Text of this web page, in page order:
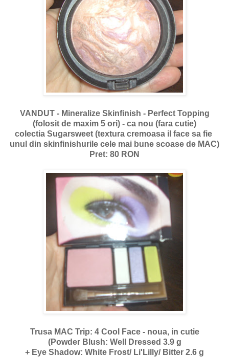
VANDUT - Mineralize Skinfinish - Perfect Topping
(folosit de maxim 5 ori) - ca nou (fara cutie)
colectia Sugarsweet (textura cremoasa il face sa fie
unul din skinfinishurile cele mai bune scoase de MAC)
Pret: 80 RON
Trusa MAC Trip: 4 Cool Face - noua, in cutie
(Powder Blush: Well Dressed 3.9 g
+ Eye Shadow: White Frost/ Li'Lilly/ Bitter 2.6 g